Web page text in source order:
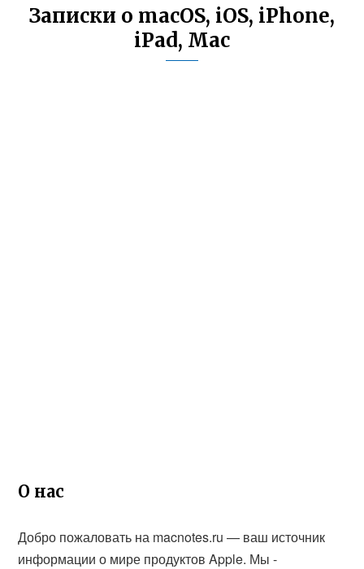
Записки о macOS, iOS, iPhone,
iPad, Mac
О нас
Добро пожаловать на macnotes.ru — ваш источник
информации о мире продуктов Apple. Мы -